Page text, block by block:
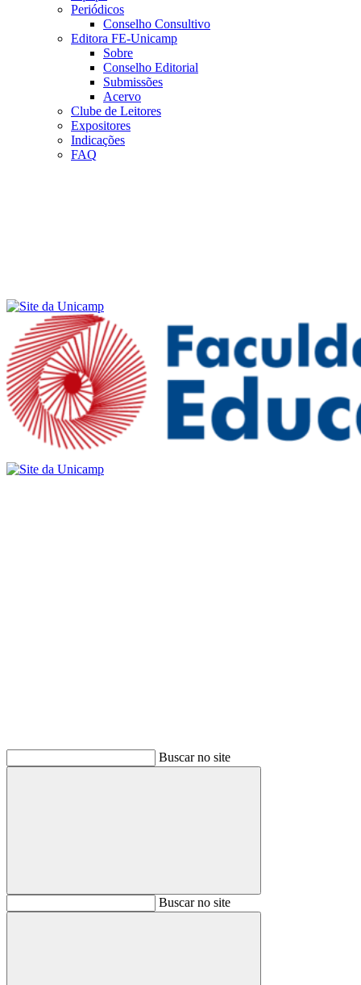
Periódicos
Conselho Consultivo
Editora FE-Unicamp
Sobre
Conselho Editorial
Submissões
Acervo
Clube de Leitores
Expositores
Indicações
FAQ
Buscar no site
BuscarBuscar no site